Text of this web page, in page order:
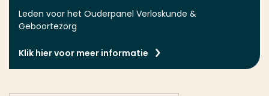
Leden voor het Ouderpanel Verloskunde &
Geboortezorg
Klik hier voor meer informatie